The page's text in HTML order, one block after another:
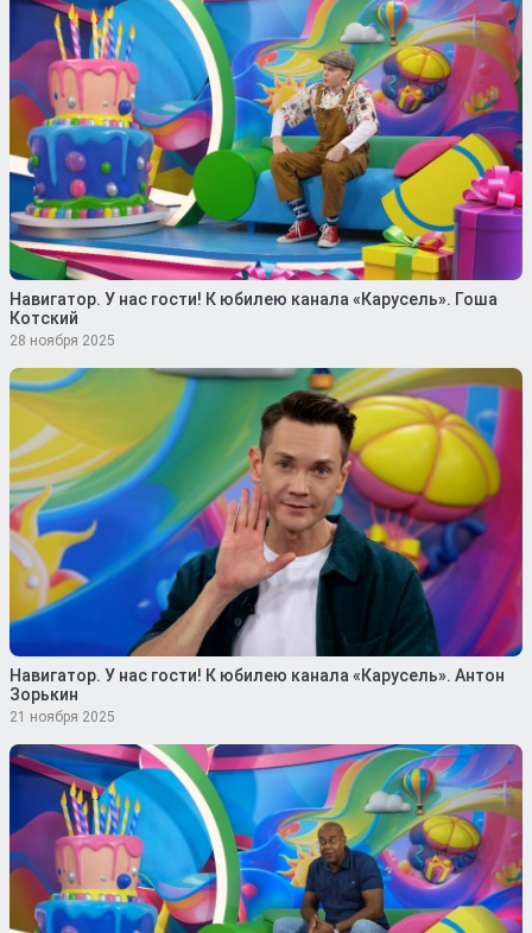
Навигатор. У нас гости! К юбилею канала «Карусель». Гоша
Котский
28 ноября 2025
Навигатор. У нас гости! К юбилею канала «Карусель». Антон
Зорькин
21 ноября 2025